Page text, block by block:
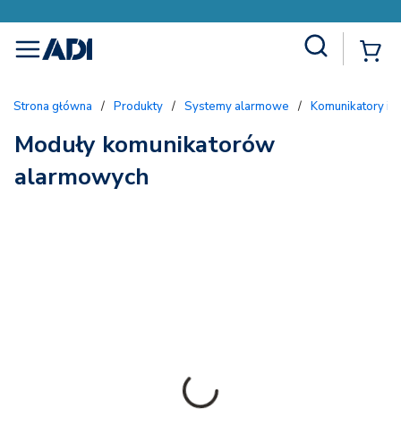
menu
Strona główna / Produkty / Systemy alarmowe / Komunikatory i
Moduły komunikatorów
alarmowych